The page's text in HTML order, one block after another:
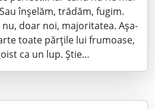
înșelăm, trădăm, fugim.
doar noi, majoritatea. Așa-
toate părțile lui frumoase,
ca un lup. Știe…